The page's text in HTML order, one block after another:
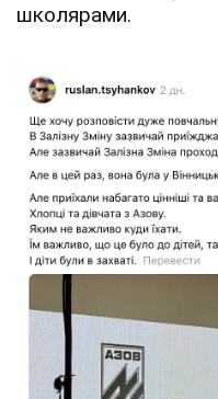
школярами.